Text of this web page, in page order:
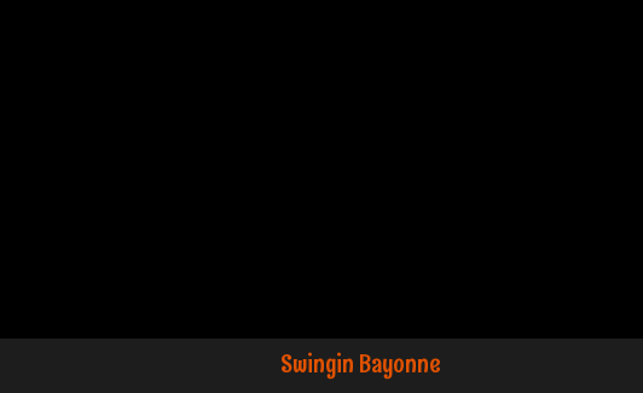
Swingin Bayonne